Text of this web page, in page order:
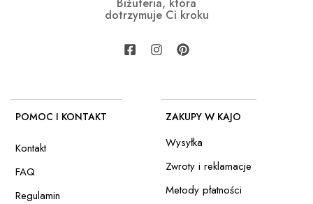
Biżuteria, która
dotrzymuje Ci kroku
POMOC I KONTAKT
Kontakt
FAQ
Regulamin
ZAKUPY W KAJO
Wysyłka
Zwroty i reklamacje
Metody płatności